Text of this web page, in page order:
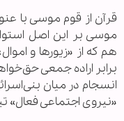
قرآن از قوم موسی با
موسی بر این اصل
هم که از «زیورها و
برابر اراده جمعی
انسجام در میان
«نیروی اجتماعی فعال»